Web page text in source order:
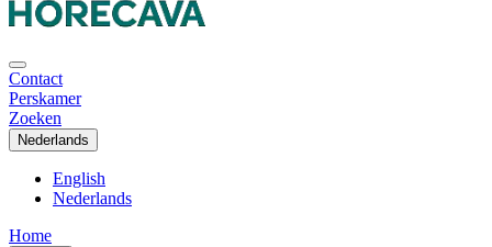
Contact
Perskamer
Zoeken
Nederlands
English
Nederlands
Home